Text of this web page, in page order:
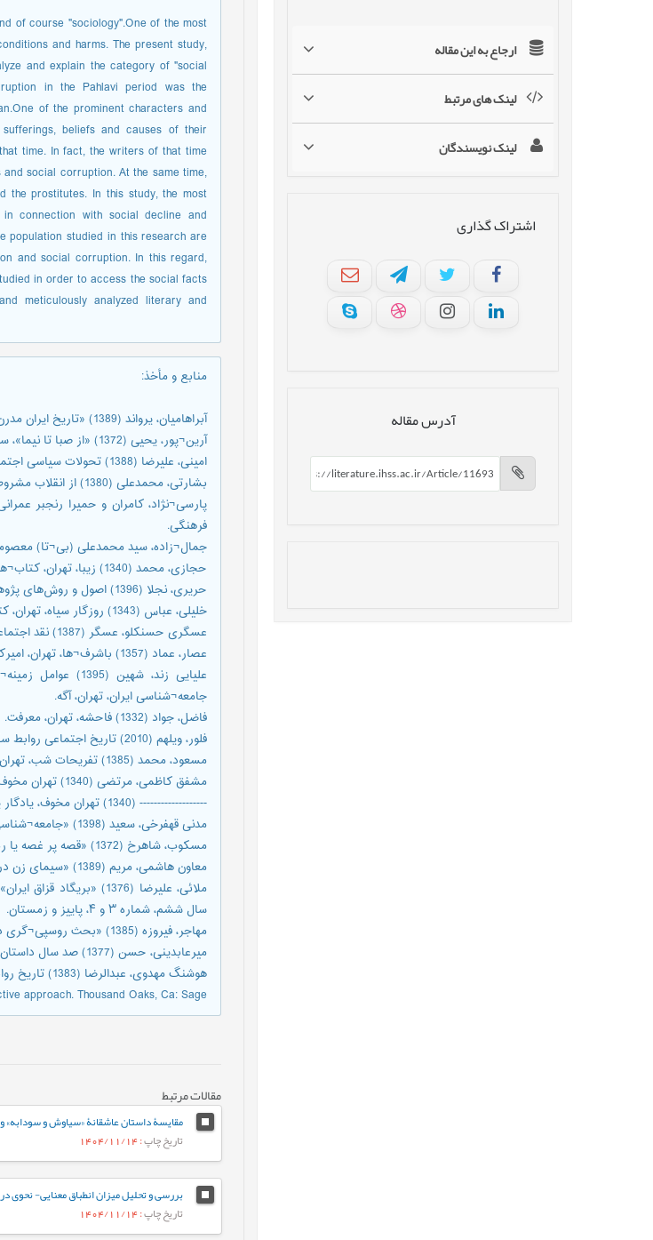
ارجاع به این مقاله
لینک های مرتبط
لینک نویسندگان
اشتراک گذاری
آدرس مقاله
of course "sociology".One of the most
and harms. The present study,
and explain the category of "social
in the Pahlavi period was the
of the prominent characters and
beliefs and causes of their
time. In fact, the writers of that time
social corruption. At the same time,
the prostitutes. In this study, the most
connection with social decline and
population studied in this research are
and social corruption. In this regard,
in order to access the social facts
meticulously analyzed literary and
منابع و مأخذ:
آبراهامیان، یرواند (1389) «تاریخ ایران مدرن»، مترجم محمد ابراهیم فتاحی، تهران، نشرنی.
آرین¬پور، یحیی (1372) «از صبا تا نیما»، سه مجلد، تهران، زوار.
امینی، علیرضا (1388) تحولات سیاسی اجتماعی ایران از قاجاریه تا رضاشاه، تهران، قومس.
بشارتی، محمدعلی (1380) از انقلاب مشروطه تا کودتای رضاخان، ج1، تهران، سازمان تبلیغات و فرهنگ اسلامی.
فرهنگی.
جمال¬زاده، سید محمدعلی (بی¬تا)
حجازی، محمد (1340) زیبا، تهران، کتاب¬های جیبی.
حریری، نجلا (1396) اصول و روش‌های پژوهش کیفی، تهران، دانشگاه آزاد اسلامی، واحد علوم و تحقیقات.
خلیلی، عباس (1343) روزگار سیاه، تهران، کتابخانه کاوه.
عسگری حسنکلو، عسگر (1387) نقد اجتماعی رمان معاصر فارسی، تهران، فرزان.
عصار، عماد (1357) باشرف¬ها، تهران، امیرکبیر.
علیایی زند،
جامعه¬شناسی ایران، تهران، آگه.
فاضل، جواد (1332) فاحشه، تهران، معرفت.
فلور، ویلهم (2010) تاریخ اجتماعی روابط سکسی در ایران، ترجمه محسن مینو خرد، استکهلم، فردوسی.
مسعود، محمد (1385) تفریحات شب، تهران، تلاونگ.
مشفق کاظمی، مرتضی (1340) تهران مخوف، تهران، ابن سینا.
------------------- (1340) تهران مخوف، یادگار یک شب، جلد دوم، تهران، ابن سینا.
مدنی قهفرخی، سعید (1398) «جامعه¬شناسی روسپیگری»، تهران، کتاب پارسه.
مسکوب، شاهرخ (1372) «قصه پر غصه یا رمان حقیقی»، کلک، شماره 45، ص 60.
معاون هاشمی، مریم (1389) «سیمای زن در رمان‌های اجتماعی 1300 تا 1320 شمسی»، پایان‌نامه، دانشگاه پیام نور بجنورد.
ملائی، علیرضا (1376)
سال ششم، شماره ۳ و ۴، پاییز و زمستان.
مهاجر، فیروزه (1385) «بحث روسپی¬گری در ادبیات معاصر فارسی»، نشریه الکترونیکی ایران امروز.
میرعابدینی، حسن (1377) صد سال داستان¬نویسی ایران، ج1، تهران، چشمه.
هوشنگ مهدوی، عبدالرضا (1383) تاریخ روابط خارجی ایران از ابتدای دوران صفویه تا پایان جنگ دوم جهانی، امیرکبیر، تهران.
approach. Thousand Oaks, Ca: Sage.
مقالات مرتبط
مقایسۀ داستان عاشقانۀ «سیاوش و سودابه»
تاریخ چاپ: 1404/11/14
تاریخ چاپ: 1404/11/14